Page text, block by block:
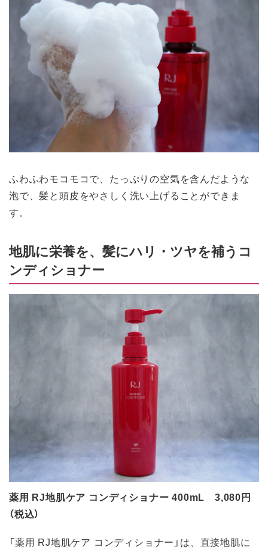
ふわふわモコモコで、たっぷりの空気を含んだような
泡で、髪と頭皮をやさしく洗い上げることができま
す。
地肌に栄養を、髪にハリ・ツヤを補うコ
ンディショナー
薬用 RJ地肌ケア コンディショナー 400mL 3,080円
（税込）
「薬用 RJ地肌ケア コンディショナー」は、直接地肌に